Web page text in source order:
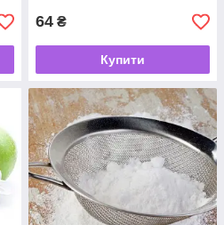
64 ₴
Купити